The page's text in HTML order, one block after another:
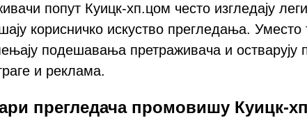
попут Куицк-хп.цом често изгледају
корисничко искуство прегледања. Уместо
подешавања претраживача и остварују
и реклама.
прегледача промовишу Куицк-